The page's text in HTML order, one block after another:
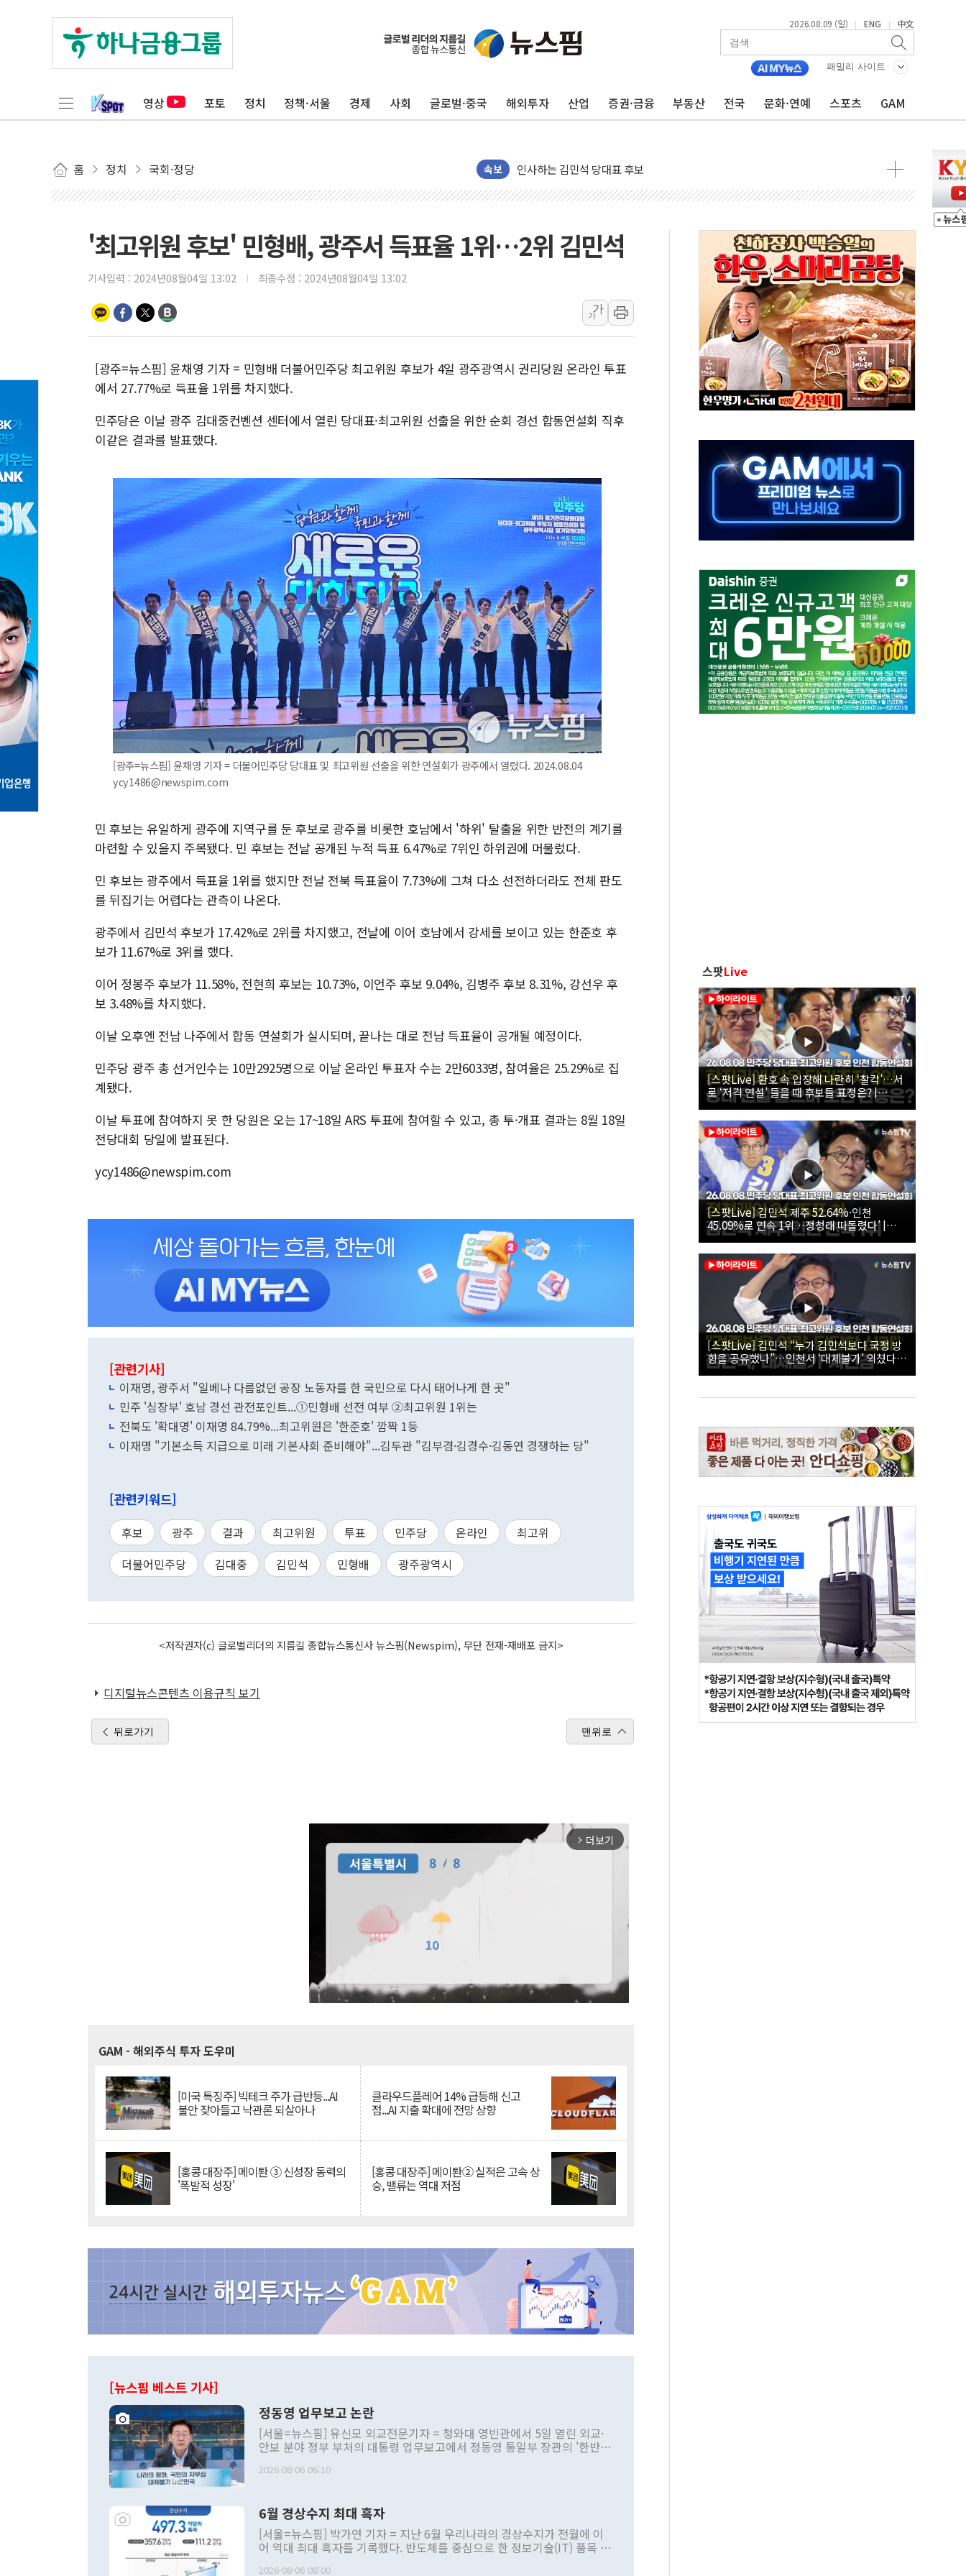
2026.08.09 (일) | ENG | 中文
패밀리 사이트
영상 포토 정치 정책·서울 경제 사회 글로벌·중국 해외투자 산업 증권·금융 부동산 전국 문화·연예 스포츠 GAM
홈 정치 국회·정당 속보
포항시 재난예산 40억 긴급 투입…고수온 양식장 복구·지원 '총력'
울진·영덕 '호우특보'-포항 '산사태 주의보'...경북도, 호우 피해·통제구간 없어
인천 합동연설회 나선 송영길·정청래·김민석 당대표 후보
김민석, 2주차 제주·인천 경선서 정청래에 승리...47.75% vs 42.08%
[속보] 민주, 제주·인천 경선 결과 발표...김민석 47.75% 정청래 42.08%
[속보] 민주, 인천 경선 결과 발표...김민석 45.09% 정청래 43.27% 송영길 11.63%
이번주 국내 주요 금융일정(8.10~8.14)
美, 이란전 출구전략 만지작…공습 한계·탄약 부족 현실화
강릉·동해·삼척 시간당 최대 50㎜ 폭우…강원 동해안 강한 비 이어져
폐기물 수거하다 참변…60대 환경미화원 수거차에 치여 사망
서울 중랑구 주택가서 흉기 난동…60대 남성 2명 숨져
李대통령 "결혼 때문에 손해 보는 일 없게"…'결혼 페널티' 22개 과제 손본다
여수 오동도 인근 해상서 모터보트 전복…1명 사망·1명 실종
추미애, '위안부' 피해자 기림의 날 참석..."국제적 시민 연대로 목소리 내야"
인천 선재도 갯벌서 해루질 중 실종 60대 나흘만에 숨진 채 발견
인천서 말다툼 중 어머니 흉기 살해 10대 아들 체포
'화합' 꺼낸 김민석에 '뻔뻔' 받아친 정청래…제주 연설서 신경전 고조
'최고위원 후보' 민형배, 광주서 득표율 1위…2위 김민석
기사입력 : 2024년08월04일 13:02 최종수정 : 2024년08월04일 13:02
가
가
[광주=뉴스핌] 윤채영 기자 = 민형배 더불어민주당 최고위원 후보가 4일 광주광역시 권리당원 온라인 투표
에서 27.77%로 득표율 1위를 차지했다.
민주당은 이날 광주 김대중컨벤션 센터에서 열린 당대표·최고위원 선출을 위한 순회 경선 합동연설회 직후
이같은 결과를 발표했다.
[광주=뉴스핌] 윤채영 기자 = 더불어민주당 당대표 및 최고위원 선출을 위한 연설회가 광주에서 열렸다. 2024.08.04
ycy1486@newspim.com
민 후보는 유일하게 광주에 지역구를 둔 후보로 광주를 비롯한 호남에서 '하위' 탈출을 위한 반전의 계기를
마련할 수 있을지 주목됐다. 민 후보는 전날 공개된 누적 득표 6.47%로 7위인 하위권에 머물렀다.
민 후보는 광주에서 득표율 1위를 했지만 전날 전북 득표율이 7.73%에 그쳐 다소 선전하더라도 전체 판도
를 뒤집기는 어렵다는 관측이 나온다.
광주에서 김민석 후보가 17.42%로 2위를 차지했고, 전날에 이어 호남에서 강세를 보이고 있는 한준호 후
보가 11.67%로 3위를 했다.
이어 정봉주 후보가 11.58%, 전현희 후보는 10.73%, 이언주 후보 9.04%, 김병주 후보 8.31%, 강선우 후
보 3.48%를 차지했다.
이날 오후엔 전남 나주에서 합동 연설회가 실시되며, 끝나는 대로 전남 득표율이 공개될 예정이다.
민주당 광주 총 선거인수는 10만2925명으로 이날 온라인 투표자 수는 2만6033명, 참여율은 25.29%로 집
계됐다.
이날 투표에 참여하지 못 한 당원은 오는 17~18일 ARS 투표에 참여할 수 있고, 총 투·개표 결과는 8월 18일
전당대회 당일에 발표된다.
ycy1486@newspim.com
[관련기사]
이재명, 광주서 "일베나 다름없던 공장 노동자를 한 국민으로 다시 태어나게 한 곳"
민주 '심장부' 호남 경선 관전포인트...①민형배 선전 여부 ②최고위원 1위는
전북도 '확대명' 이재명 84.79%...최고위원은 '한준호' 깜짝 1등
이재명 "기본소득 지급으로 미래 기본사회 준비해야"...김두관 "김부겸·김경수·김동연 경쟁하는 당"
[관련키워드]
후보 광주 결과 최고위원 투표 민주당 온라인
최고위
더불어민주당
김대중 김민석 민형배 광주광역시
<저작권자(c) 글로벌리더의 지름길 종합뉴스통신사 뉴스핌(Newspim), 무단 전재-재배포 금지>
디지털뉴스콘텐츠 이용규칙 보기
뒤로가기 맨위로
arrow_forward_ios 더보기
GAM - 해외주식 투자 도우미
[미국 특징주] 빅테크 주가 급반등...AI
불안 잦아들고 낙관론 되살아나
클라우드플레어 14% 급등해 신고
점...AI 지출 확대에 전망 상향
[홍콩 대장주] 메이퇀 ③ 신성장 동력의
'폭발적 성장'
[홍콩 대장주] 메이퇀② 실적은 고속 상
승, 밸류는 역대 저점
[뉴스핌 베스트 기사]
정동영 업무보고 논란
[서울=뉴스핌] 유신모 외교전문기자 = 청와대 영빈관에서 5일 열린 외교·
안보 분야 정부 부처의 대통령 업무보고에서 정동영 통일부 장관의 '한반도
발언 중에는 정부 내 조율을 거치지 않은 사안을 정책으로 추진하겠다고 공
주의적 희망에 근거한 비현실적 구상'이라는 비판을 내놨다. 그동안 정 장
관의 대북 정책 관련 발언이 물의를 빚은 적은 여러 번 있지만 대통령과 유
관 부처 장관이 공개적으로 부정적 입장을 표명한 것은 이례적이다. 정 장
관의 무리한 대북 접근법과 월권을 제어해야 한다는 목소리도 높아지고 있
다. [정동영 통일부 장관이 지난달 23일 오후 서울 종로구 정부서울청사에
2026-08-06 06:10
6월 경상수지 최대 흑자
[서울=뉴스핌] 박가연 기자 = 지난 6월 우리나라의 경상수지가 전월에 이
어 역대 최대 흑자를 기록했다. 반도체를 중심으로 한 정보기술(IT) 품목 수
2026-08-06 08:00
스팟Live
[스팟Live] 환호 속 입장해 나란히 ‘찰칵’…서
로 ‘저격 연설’ 들을 때 후보들 표정은? |
26.08.08 더불어민주당 당대표·최고위원 후
보 인천 합동연설회
[스팟Live] 김민석 제주 52.64%·인천
45.09%로 연속 1위…정청래 따돌렸다’ |
26.08.08 더불어민주당 당대표·최고위원 후
보 인천 합동연설회
[스팟Live] 김민석 “누가 김민석보다 국정 방
향을 공유했나”…인천서 ‘대체불가’ 외쳤다 |
26.08.08 더불어민주당 당대표·최고위원 후